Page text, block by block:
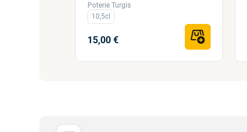
Poterie Turgis
10,5cl
15,00 €